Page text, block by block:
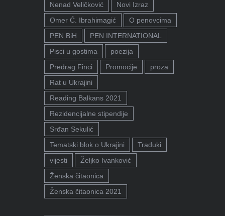
Nenad Veličković
Novi Izraz
Omer Ć. Ibrahimagić
O penovcima
PEN BiH
PEN INTERNATIONAL
Pisci u gostima
poezija
Predrag Finci
Promocije
proza
Rat u Ukrajini
Reading Balkans 2021
Rezidencijalne stipendije
Srđan Sekulić
Tematski blok o Ukrajini
Traduki
vijesti
Željko Ivanković
Ženska čitaonica
Ženska čitaonica 2021